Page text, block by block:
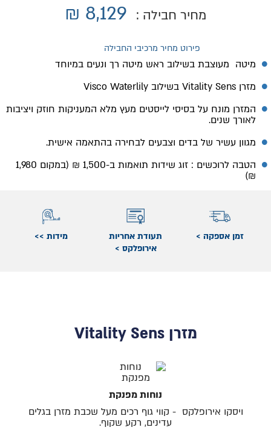
מיטה מעוצבת בשילוב ראש מיטה רך ונעים במיוחד
מזרן Vitality Sens בשילוב Visco Waterlily
המזרן מונח על בסיסי לייסטים מעץ מלא המעניקות חוזק ויציבות
לאורך שנים.
מגוון עשיר של בדים וצבעים לבחירה בהתאמה אישית.
הטבה לרוכשים : זוג שידות תואמות ב-1,500 ₪ (במקום 1,980
₪)
מחיר חבילה : 8,129
₪
פירוט מחיר מרכיבי החבילה
זמן אספקה >
תעודת אחריות
אירופלקס >
מידות >>
מזרן Vitality Sens
נוחות מפנקת
ויסקו אירופלקס - קווי גוף רכים מעל שכבת מזרן בגלים
עדינים, רקע שקוף.